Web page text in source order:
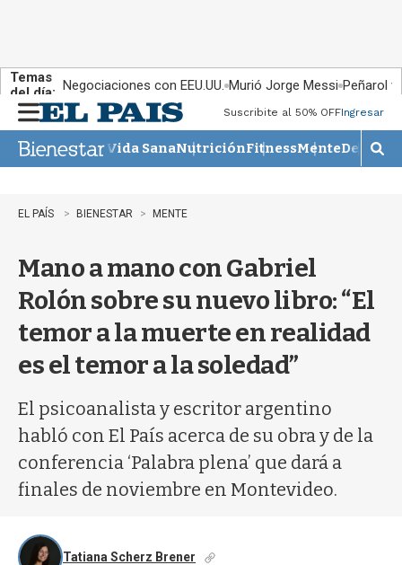
Temas
del día: Negociaciones con EEU.UU. Murió Jorge Messi Peñarol
n
u
Suscribite al 50% OFFIngresar
Vida SanaNutriciónFitnessMente
M
o
EL PAÍS BIENESTAR MENTE
Mano a mano con Gabriel
Rolón sobre su nuevo libro: “El
temor a la muerte en realidad
es el temor a la soledad”
El psicoanalista y escritor argentino
habló con El País acerca de su obra y de la
conferencia ‘Palabra plena’ que dará a
finales de noviembre en Montevideo.
Tatiana Scherz Brener